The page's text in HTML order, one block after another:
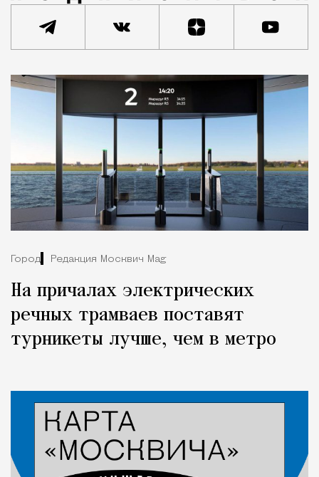
Город Редакция Москвич Mag
На причалах электрических
речных трамваев поставят
турникеты лучше, чем в метро